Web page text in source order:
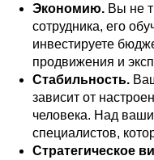
Экономию. Вы не
сотрудника, его
инвестируете
продвижения и
Стабильность.
зависит от
человека. Над
специалистов,
Стратегическое